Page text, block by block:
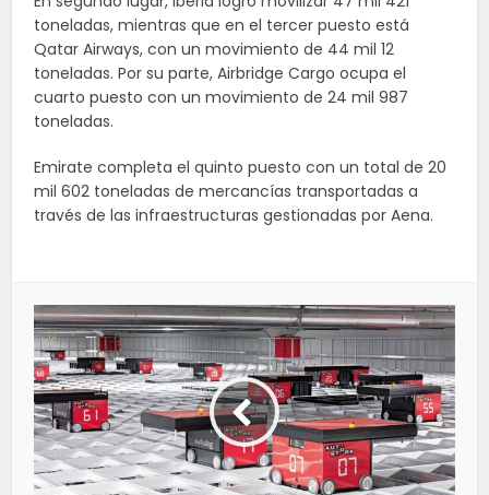
toneladas, mientras que en el tercer puesto está
Qatar Airways, con un movimiento de 44 mil 12
toneladas. Por su parte, Airbridge Cargo ocupa el
cuarto puesto con un movimiento de 24 mil 987
toneladas.
Emirate completa el quinto puesto con un total de 20
mil 602 toneladas de mercancías transportadas a
través de las infraestructuras gestionadas por Aena.